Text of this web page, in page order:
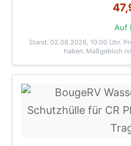
Auf
Stand: 02.08.2026, 10:00 Uhr.
haben. Maßgeblich